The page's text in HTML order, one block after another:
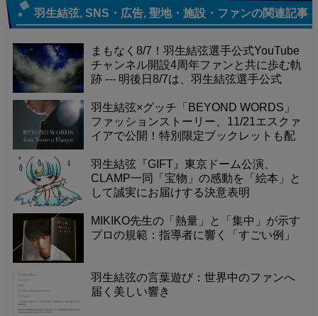
羽生結弦, SNS・広告, 聖地・施設・ファンの関連記事
まもなく8/7！羽生結弦選手公式YouTube
チャンネル開設4周年ファンと共に歩む軌
跡 --- 明後日8/7は、羽生結弦選手公式
すべき日です！これまで素晴らしい演技
やメッセージを届けてくれたチャンネル
に感謝の気持ちを込めて、一緒にお祝い
羽生結弦×グッチ「BEYOND WORDS」
ファッションストーリー、11/21エスクァ
イアで公開！特別限定ブックレットも配
羽生結弦『GIFT』東京ドーム公演、
CLAMP一同「宝物」の感動を「絵本」と
して誠実にお届けする決意表明
MIKIKO先生の「熱量」と「集中」が示す
プロの規範：指導者に響く「すごい例」
羽生結弦の言葉遊び：世界中のファンへ
届く美しい響き